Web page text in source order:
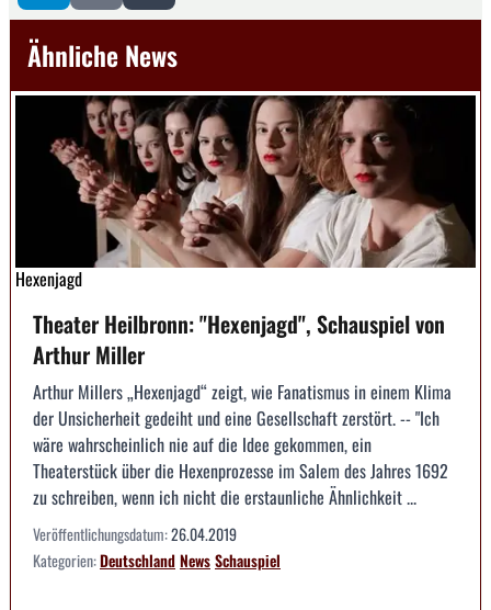
Ähnliche News
Hexenjagd
Theater Heilbronn: "Hexenjagd", Schauspiel von
Arthur Miller
Arthur Millers „Hexenjagd“ zeigt, wie Fanatismus in einem Klima
der Unsicherheit gedeiht und eine Gesellschaft zerstört. -- "Ich
wäre wahrscheinlich nie auf die Idee gekommen, ein
Theaterstück über die Hexenprozesse im Salem des Jahres 1692
zu schreiben, wenn ich nicht die erstaunliche Ähnlichkeit ...
Veröffentlichungsdatum:26.04.2019
Kategorien:DeutschlandNewsSchauspiel